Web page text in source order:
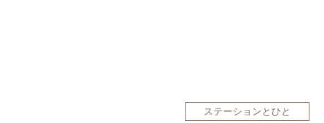
ステーションとひと